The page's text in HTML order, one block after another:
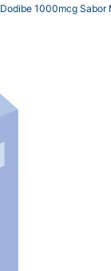
Dodibe 1000mcg Sabor